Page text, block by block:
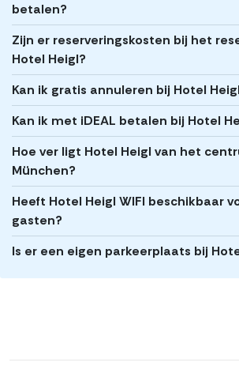
betalen?
Zijn er reserveringskosten bij het
Hotel Heigl?
Kan ik gratis annuleren bij Hotel
Kan ik met iDEAL betalen bij Hotel
Hoe ver ligt Hotel Heigl van het
München?
Heeft Hotel Heigl WIFI beschikbaar
gasten?
Is er een eigen parkeerplaats bij